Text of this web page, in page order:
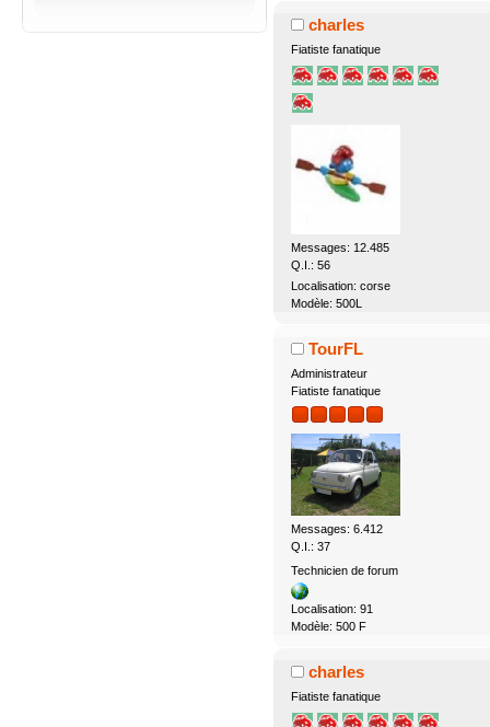
charles
Fiatiste fanatique
Messages: 12.485
Q.I.: 56
Localisation: corse
Modèle: 500L
TourFL
Administrateur
Fiatiste fanatique
Messages: 6.412
Q.I.: 37
Technicien de forum
Localisation: 91
Modèle: 500 F
charles
Fiatiste fanatique